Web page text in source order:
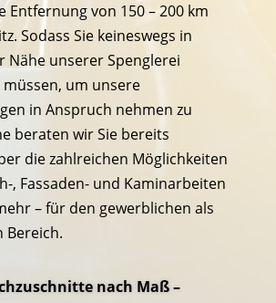
Entfernung von 150 – 200 km
Sodass Sie keineswegs in
unserer Spenglerei
müssen, um unsere
in Anspruch nehmen zu
beraten wir Sie bereits
die zahlreichen Möglichkeiten
, Fassaden- und Kaminarbeiten
– für den gewerblichen als
Bereich.
nach Maß –